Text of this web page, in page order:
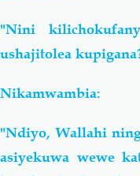
"Nini
ushajitolea
Nikamwambia:
"Ndiyo, Wallahi
asiyekuwa wewe